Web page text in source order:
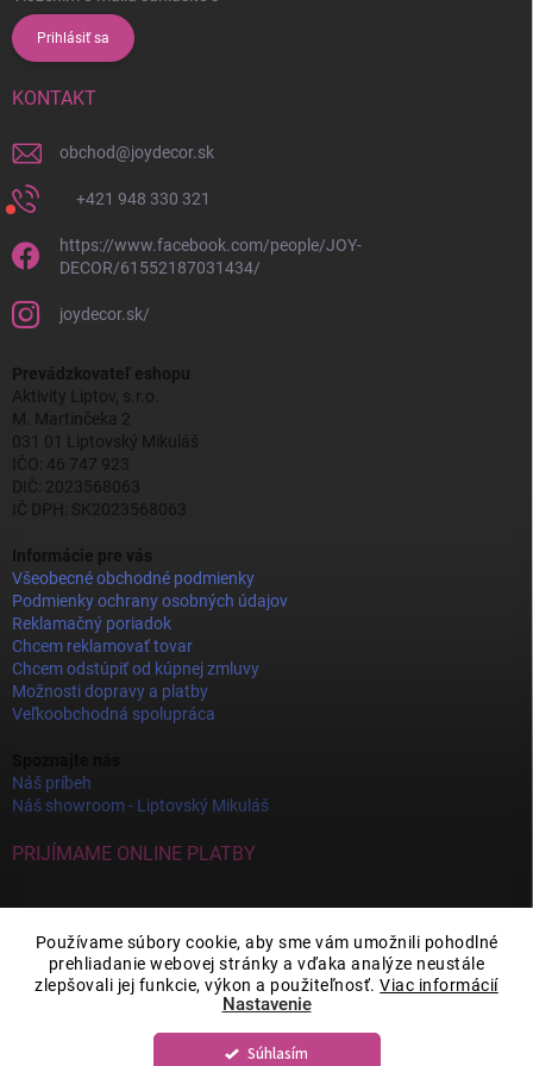
Používame súbory cookie, aby sme vám umožnili pohodlné
prehliadanie webovej stránky a vďaka analýze neustále
zlepšovali jej funkcie, výkon a použiteľnosť.Viac informácií
Nastavenie
Súhlasím
Prihlásiť sa
KONTAKT
obchod@joydecor.sk
+421 948 330 321
https://www.facebook.com/people/JOY-
DECOR/61552187031434/
joydecor.sk/
Prevádzkovateľ eshopu
Aktivity Liptov, s.r.o.
M. Martinčeka 2
031 01 Liptovský Mikuláš
IČO: 46 747 923
DIČ: 2023568063
IČ DPH: SK2023568063
Informácie pre vás
Všeobecné obchodné podmienky
Podmienky ochrany osobných údajov
Reklamačný poriadok
Chcem reklamovať tovar
Chcem odstúpiť od kúpnej zmluvy
Možnosti dopravy a platby
Veľkoobchodná spolupráca
Náš príbeh
Náš showroom - Liptovský Mikuláš
PRIJÍMAME ONLINE PLATBY
. Všetky práva vyhradené.